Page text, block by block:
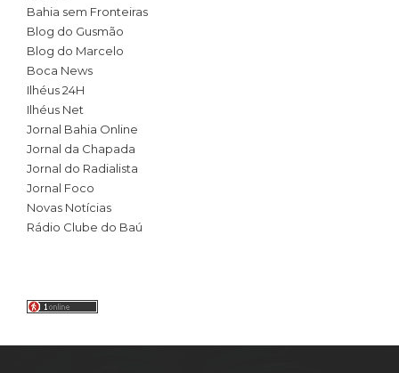
Bahia sem Fronteiras
Blog do Gusmão
Blog do Marcelo
Boca News
Ilhéus 24H
Ilhéus Net
Jornal Bahia Online
Jornal da Chapada
Jornal do Radialista
Jornal Foco
Novas Notícias
Rádio Clube do Baú